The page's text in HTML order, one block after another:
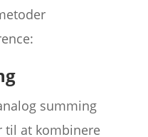
summing
til at kombinere